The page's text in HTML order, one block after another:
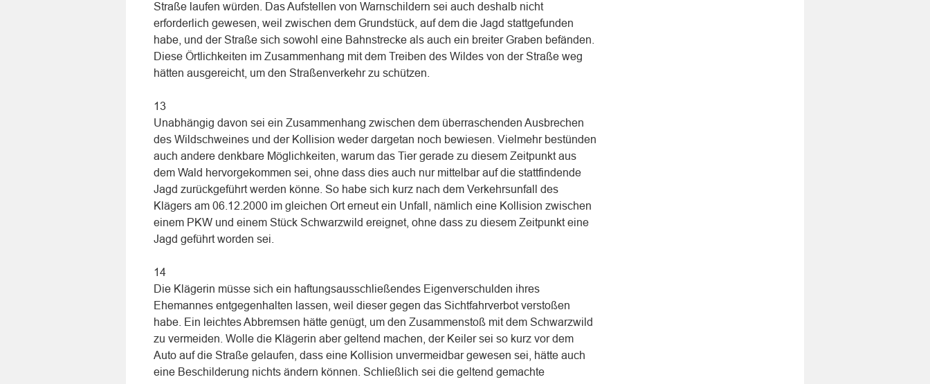
Straße laufen würden. Das Aufstellen von Warnschildern sei auch deshalb nicht
erforderlich gewesen, weil zwischen dem Grundstück, auf dem die Jagd stattgefunden
habe, und der Straße sich sowohl eine Bahnstrecke als auch ein breiter Graben befänden.
Diese Örtlichkeiten im Zusammenhang mit dem Treiben des Wildes von der Straße weg
hätten ausgereicht, um den Straßenverkehr zu schützen.
13
Unabhängig davon sei ein Zusammenhang zwischen dem überraschenden Ausbrechen
des Wildschweines und der Kollision weder dargetan noch bewiesen. Vielmehr bestünden
auch andere denkbare Möglichkeiten, warum das Tier gerade zu diesem Zeitpunkt aus
dem Wald hervorgekommen sei, ohne dass dies auch nur mittelbar auf die stattfindende
Jagd zurückgeführt werden könne. So habe sich kurz nach dem Verkehrsunfall des
Klägers am 06.12.2000 im gleichen Ort erneut ein Unfall, nämlich eine Kollision zwischen
einem PKW und einem Stück Schwarzwild ereignet, ohne dass zu diesem Zeitpunkt eine
Jagd geführt worden sei.
14
Die Klägerin müsse sich ein haftungsausschließendes Eigenverschulden ihres
Ehemannes entgegenhalten lassen, weil dieser gegen das Sichtfahrverbot verstoßen
habe. Ein leichtes Abbremsen hätte genügt, um den Zusammenstoß mit dem Schwarzwild
zu vermeiden. Wolle die Klägerin aber geltend machen, der Keiler sei so kurz vor dem
Auto auf die Straße gelaufen, dass eine Kollision unvermeidbar gewesen sei, hätte auch
eine Beschilderung nichts ändern können. Schließlich sei die geltend gemachte